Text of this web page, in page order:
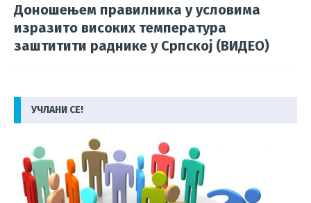
Доношењем правилника у условима
изразито високих температура
заштитити раднике у Српској (ВИДЕО)
УЧЛАНИ СЕ!